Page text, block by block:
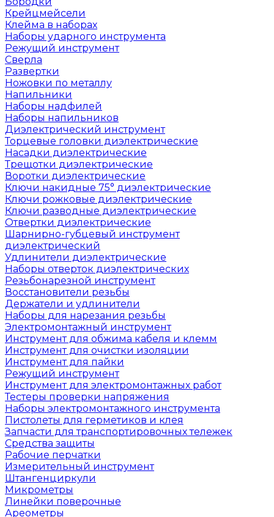
Крейцмейсели
Клейма в наборах
Наборы ударного инструмента
Режущий инструмент
Сверла
Развертки
Ножовки по металлу
Напильники
Наборы надфилей
Наборы напильников
Диэлектрический инструмент
Торцевые головки диэлектрические
Насадки диэлектрические
Трещотки диэлектрические
Воротки диэлектрические
Ключи накидные 75° диэлектрические
Ключи рожковые диэлектрические
Ключи разводные диэлектрические
Отвертки диэлектрические
Шарнирно-губцевый инструмент
диэлектрический
Удлинители диэлектрические
Наборы отверток диэлектрических
Резьбонарезной инструмент
Восстановители резьбы
Держатели и удлинители
Наборы для нарезания резьбы
Электромонтажный инструмент
Инструмент для обжима кабеля и клемм
Инструмент для очистки изоляции
Инструмент для пайки
Режущий инструмент
Инструмент для электромонтажных работ
Тестеры проверки напряжения
Наборы электромонтажного инструмента
Пистолеты для герметиков и клея
Запчасти для транспортировочных тележек
Средства защиты
Рабочие перчатки
Измерительный инструмент
Штангенциркули
Микрометры
Линейки поверочные
Ареометры